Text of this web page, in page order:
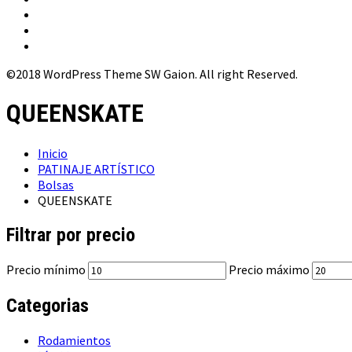
©2018 WordPress Theme SW Gaion. All right Reserved.
QUEENSKATE
Inicio
PATINAJE ARTÍSTICO
Bolsas
QUEENSKATE
Filtrar por precio
Precio mínimo Precio máximo
Categorias
Rodamientos